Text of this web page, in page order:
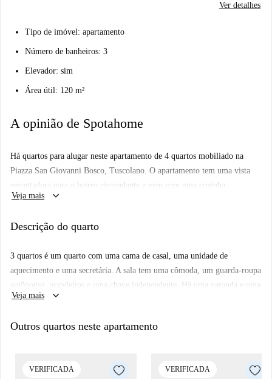
Ver detalhes
Tipo de imóvel: apartamento
Número de banheiros: 3
Elevador: sim
Área útil: 120 m²
A opinião de Spotahome
Há quartos para alugar neste apartamento de 4 quartos mobiliado na
Piazza San Giovanni Bosco, Tuscolano. O apartamento tem uma vista
encantadora para o bairro circundante e vem com uma cozinha
totalmente equipada e 3 banheiros limpos e espumantes.
apartamento fica a poucos passos de comodidades como vários
de metrô a poucos minutos de distância.
Veja mais keyboard_arrow_down
Descrição do quarto
3 quartos é um quarto com uma cama de casal, uma unidade de
aquecimento e uma secretária. A sala tem uma cômoda, um guarda-roupa
autônomo, prateleiras e uma chave independente. Há uma varanda e uma
casa de banho separada, mas privada.
Veja mais keyboard_arrow_down
Outros quartos neste apartamento
VERIFICADA VERIFICADA